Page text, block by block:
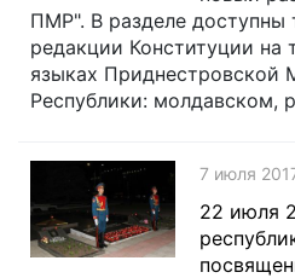
ПМР". В разделе
редакции Конституции на
языках Приднестровской
Республики: молдавском,
7 июля
22 июля